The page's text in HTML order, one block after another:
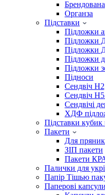
Брендована
Органза
Підставки
Підложки
Підложки
Підложки
Підложки
Підложки
Підноси
Сендвіч
Сендвіч
Сендвічі
ХДФ
Підставки кубик
Пакети
Для
ЗІП пакети
Пакети
Палички для
Папір Тішью
Паперові